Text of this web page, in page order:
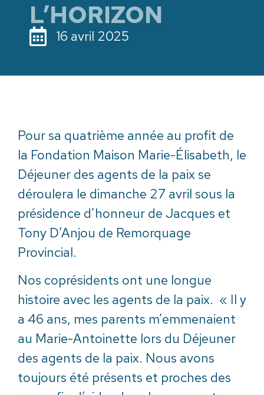
L’HORIZON
16 avril 2025
Pour sa quatrième année au profit de
la Fondation Maison Marie-Élisabeth, le
Déjeuner des agents de la paix se
déroulera le dimanche 27 avril sous la
présidence d’honneur de Jacques et
Tony D’Anjou de Remorquage
Provincial.
Nos coprésidents ont une longue
histoire avec les agents de la paix. « Il y
a 46 ans, mes parents m’emmenaient
au Marie-Antoinette lors du Déjeuner
des agents de la paix. Nous avons
toujours été présents et proches des